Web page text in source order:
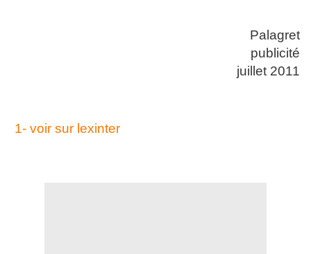
Palagret
publicité
juillet 2011
1- voir sur lexinter